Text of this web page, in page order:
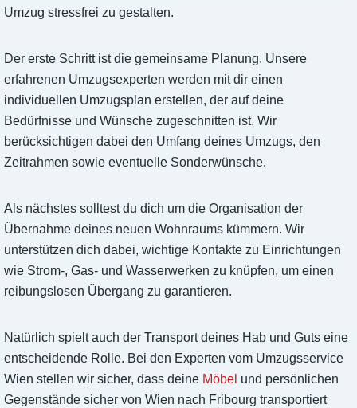
Umzug stressfrei zu gestalten.
Der erste Schritt ist die gemeinsame Planung. Unsere
erfahrenen Umzugsexperten werden mit dir einen
individuellen Umzugsplan erstellen, der auf deine
Bedürfnisse und Wünsche zugeschnitten ist. Wir
berücksichtigen dabei den Umfang deines Umzugs, den
Zeitrahmen sowie eventuelle Sonderwünsche.
Als nächstes solltest du dich um die Organisation der
Übernahme deines neuen Wohnraums kümmern. Wir
unterstützen dich dabei, wichtige Kontakte zu Einrichtungen
wie Strom-, Gas- und Wasserwerken zu knüpfen, um einen
reibungslosen Übergang zu garantieren.
Natürlich spielt auch der Transport deines Hab und Guts eine
entscheidende Rolle. Bei den Experten vom Umzugsservice
Wien stellen wir sicher, dass deine Möbel und persönlichen
Gegenstände sicher von Wien nach Fribourg transportiert